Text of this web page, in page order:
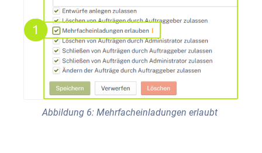
Abbildung 6: Mehrfacheinladungen erlaubt